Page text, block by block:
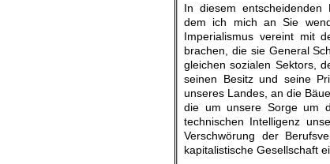
In diesem
dem ich mich an Sie
Imperialismus vereint mit
brachen, die sie General
gleichen sozialen Sektors,
seinen Besitz und seine
unseres Landes, an die
die um unsere Sorge um
technischen Intelligenz
Verschwörung der
kapitalistische Gesellschaft